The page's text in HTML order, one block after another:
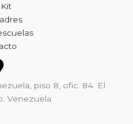
piso 8, ofic. 84. El
Venezuela